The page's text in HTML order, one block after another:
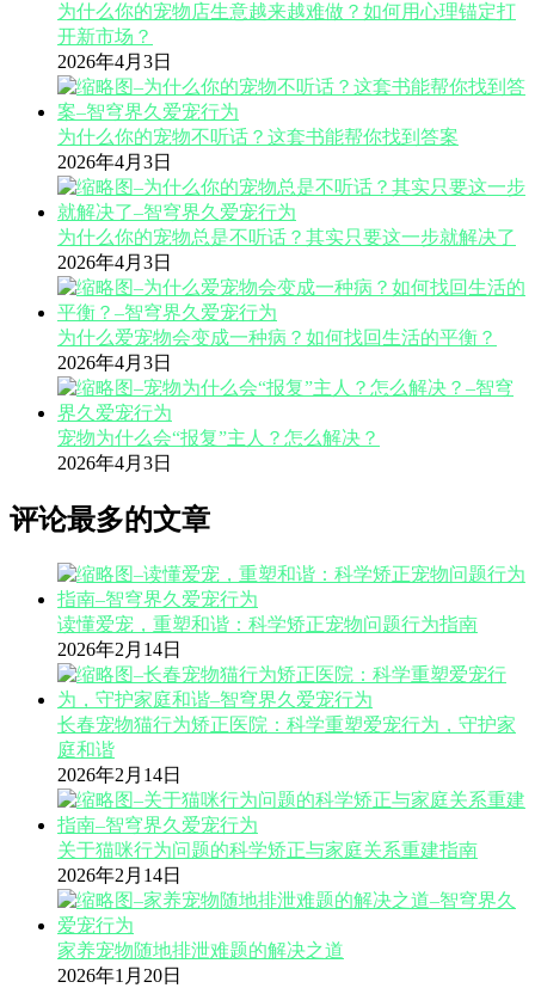
为什么你的宠物店生意越来越难做？如何用心理锚定打
开新市场？
2026年4月3日
为什么你的宠物不听话？这套书能帮你找到答案
2026年4月3日
为什么你的宠物总是不听话？其实只要这一步就解决了
2026年4月3日
为什么爱宠物会变成一种病？如何找回生活的平衡？
2026年4月3日
宠物为什么会“报复”主人？怎么解决？
2026年4月3日
评论最多的文章
读懂爱宠，重塑和谐：科学矫正宠物问题行为指南
2026年2月14日
长春宠物猫行为矫正医院：科学重塑爱宠行为，守护家
庭和谐
2026年2月14日
关于猫咪行为问题的科学矫正与家庭关系重建指南
2026年2月14日
家养宠物随地排泄难题的解决之道
2026年1月20日